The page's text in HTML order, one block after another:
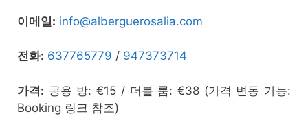
이메일: info@alberguerosalia.com
전화: 637765779 / 947373714
가격: 공용 방: €15 / 더블 룸: €38 (가격 변동 가능:
Booking 링크 참조)